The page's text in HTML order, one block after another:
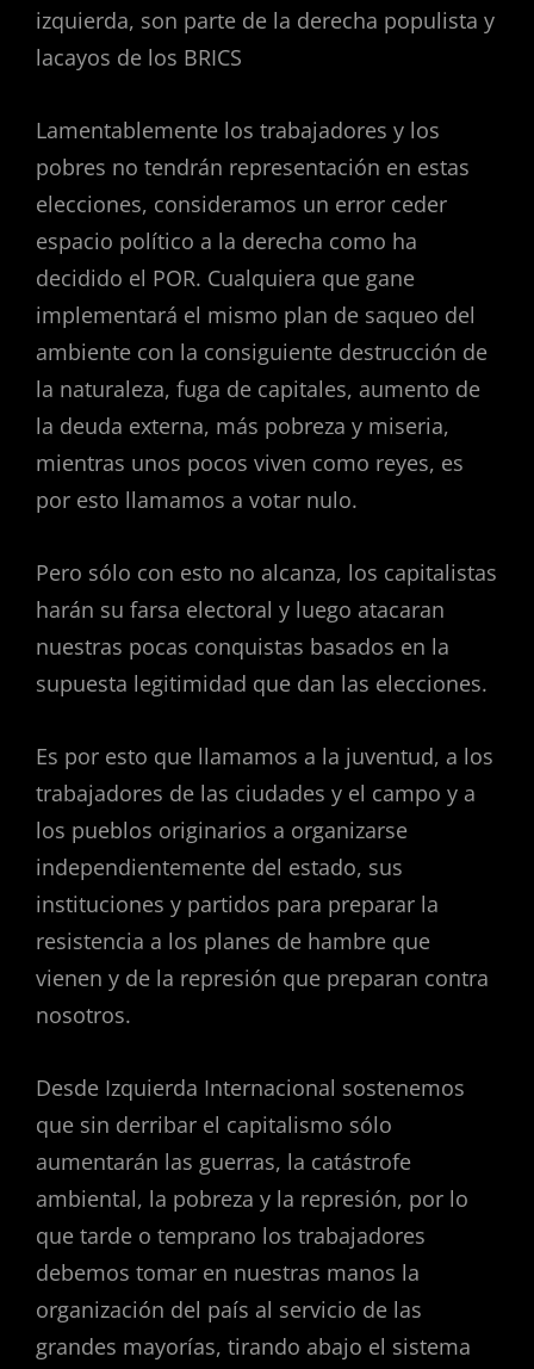
izquierda, son parte de la derecha populista y
lacayos de los BRICS
Lamentablemente los trabajadores y los
pobres no tendrán representación en estas
elecciones, consideramos un error ceder
espacio político a la derecha como ha
decidido el POR. Cualquiera que gane
implementará el mismo plan de saqueo del
ambiente con la consiguiente destrucción de
la naturaleza, fuga de capitales, aumento de
la deuda externa, más pobreza y miseria,
mientras unos pocos viven como reyes, es
por esto llamamos a votar nulo.
Pero sólo con esto no alcanza, los capitalistas
harán su farsa electoral y luego atacaran
nuestras pocas conquistas basados en la
supuesta legitimidad que dan las elecciones.
Es por esto que llamamos a la juventud, a los
trabajadores de las ciudades y el campo y a
los pueblos originarios a organizarse
independientemente del estado, sus
instituciones y partidos para preparar la
resistencia a los planes de hambre que
vienen y de la represión que preparan contra
nosotros.
Desde Izquierda Internacional sostenemos
que sin derribar el capitalismo sólo
aumentarán las guerras, la catástrofe
ambiental, la pobreza y la represión, por lo
que tarde o temprano los trabajadores
debemos tomar en nuestras manos la
organización del país al servicio de las
grandes mayorías, tirando abajo el sistema